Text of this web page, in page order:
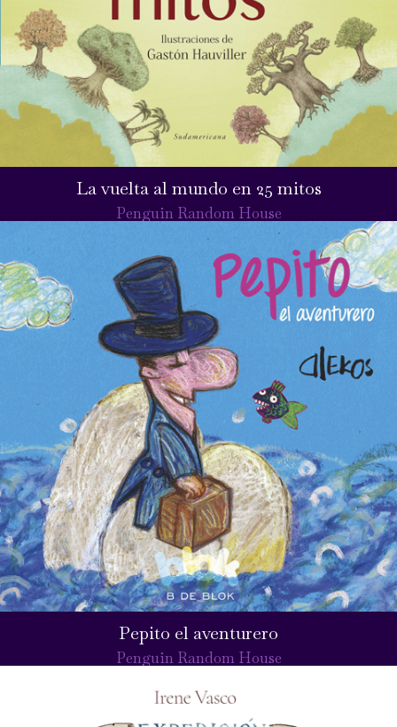
La vuelta al mundo en 25 mitos
Penguin Random House
Pepito el aventurero
Penguin Random House